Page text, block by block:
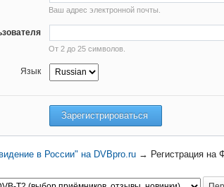
Ваш адрес электронной почты.
От 2 до 25 символов.
Язык
в России" на DVBpro.ru → Регистрация на